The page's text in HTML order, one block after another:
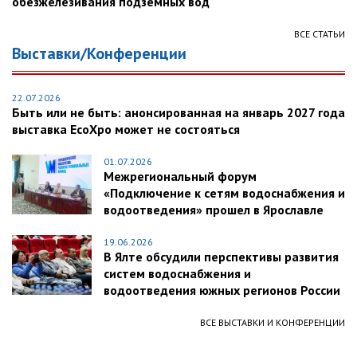
ВСЕ СТАТЬИ
Выставки/Конференции
22.07.2026
Быть или не быть: анонсированная на январь 2027 года
выставка EcoXpo может не состояться
01.07.2026
Межрегиональный форум
«Подключение к сетям водоснабжения и
водоотведения» прошел в Ярославле
19.06.2026
В Ялте обсудили перспективы развития
систем водоснабжения и
водоотведения южных регионов России
ВСЕ ВЫСТАВКИ И КОНФЕРЕНЦИИ